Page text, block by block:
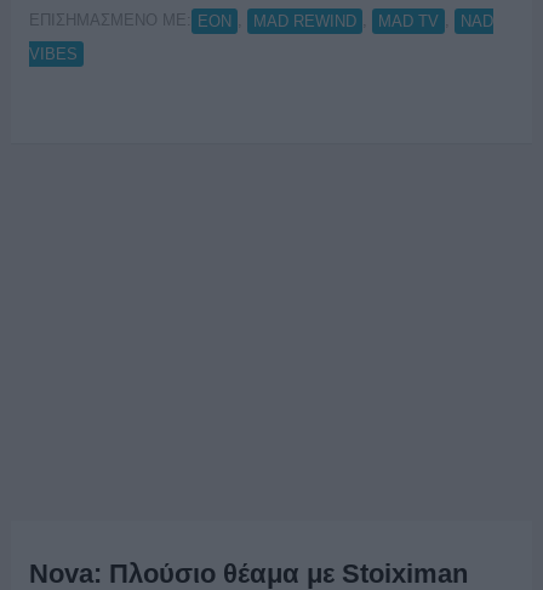
ΕΠΙΣΗΜΑΣΜΕΝΟ ΜΕ: EON MAD REWIND MAD TV
NAD
VIBES
Nova: Πλούσιο θέαμα με Stoiximan